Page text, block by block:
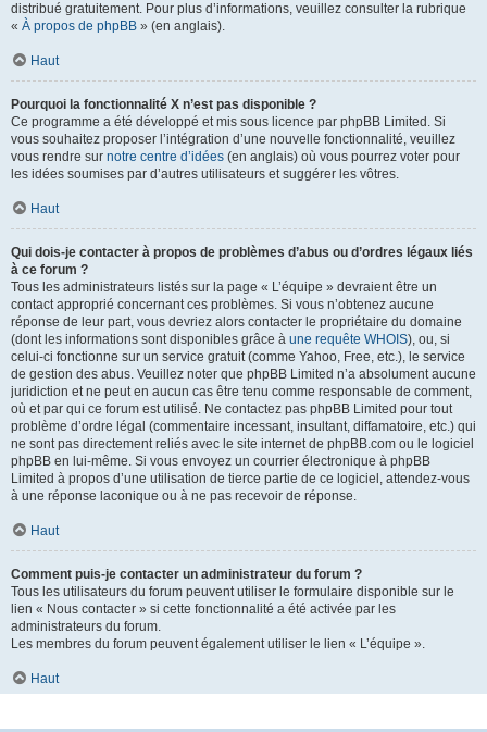
distribué gratuitement. Pour plus d’informations, veuillez consulter la rubrique
« À propos de phpBB » (en anglais).
Haut
Pourquoi la fonctionnalité X n’est pas disponible ?
Ce programme a été développé et mis sous licence par phpBB Limited. Si
vous souhaitez proposer l’intégration d’une nouvelle fonctionnalité, veuillez
vous rendre sur notre centre d’idées (en anglais) où vous pourrez voter pour
les idées soumises par d’autres utilisateurs et suggérer les vôtres.
Haut
Qui dois-je contacter à propos de problèmes d’abus ou d’ordres légaux liés
à ce forum ?
Tous les administrateurs listés sur la page « L’équipe » devraient être un
contact approprié concernant ces problèmes. Si vous n’obtenez aucune
réponse de leur part, vous devriez alors contacter le propriétaire du domaine
(dont les informations sont disponibles grâce à une requête WHOIS), ou, si
celui-ci fonctionne sur un service gratuit (comme Yahoo, Free, etc.), le service
de gestion des abus. Veuillez noter que phpBB Limited n’a absolument aucune
juridiction et ne peut en aucun cas être tenu comme responsable de comment,
où et par qui ce forum est utilisé. Ne contactez pas phpBB Limited pour tout
problème d’ordre légal (commentaire incessant, insultant, diffamatoire, etc.) qui
ne sont pas directement reliés avec le site internet de phpBB.com ou le logiciel
phpBB en lui-même. Si vous envoyez un courrier électronique à phpBB
Limited à propos d’une utilisation de tierce partie de ce logiciel, attendez-vous
à une réponse laconique ou à ne pas recevoir de réponse.
Haut
Comment puis-je contacter un administrateur du forum ?
Tous les utilisateurs du forum peuvent utiliser le formulaire disponible sur le
lien « Nous contacter » si cette fonctionnalité a été activée par les
administrateurs du forum.
Les membres du forum peuvent également utiliser le lien « L’équipe ».
Haut